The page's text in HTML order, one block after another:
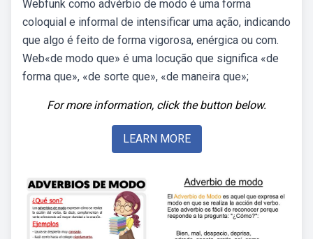
Webfunk como advérbio de modo é uma forma
coloquial e informal de intensificar uma ação, indicando
que algo é feito de forma vigorosa, enérgica ou com.
Web«de modo que» é uma locução que significa «de
forma que», «de sorte que», «de maneira que»;
For more information, click the button below.
LEARN MORE